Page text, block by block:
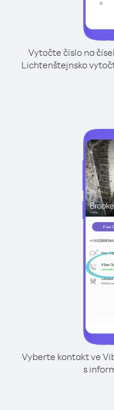
Vytočte číslo na
Lichtenštejnsko
Vyberte kontakt ve
s